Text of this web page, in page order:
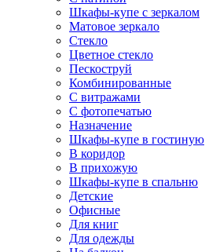
Шкафы-купе с зеркалом
Матовое зеркало
Стекло
Цветное стекло
Пескоструй
Комбинированные
С витражами
С фотопечатью
Назначение
Шкафы-купе в гостиную
В коридор
В прихожую
Шкафы-купе в спальню
Детские
Офисные
Для книг
Для одежды